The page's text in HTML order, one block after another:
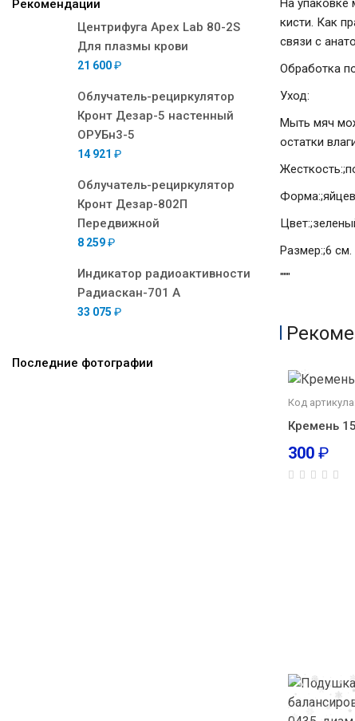
Рекомендации
Центрифуга Apex Lab 80-2S
Для плазмы крови
21 600₽
Облучатель-рециркулятор
Кронт Дезар-5 настенный
ОРУБн3-5
14 921 ₽
Облучатель-рециркулятор
Кронт Дезар-802П
Передвижной
8 259₽
Индикатор радиоактивности
Радиаскан-701 А
33 075 ₽
Последние фотографии
На упаковке
кисти. Как
связи с
Обработка
Уход:
Мыть мяч
остатки
Жесткость:
Форма:
Цвет:
Размер:;6 см.
"""
Код
Кремень
300 ₽